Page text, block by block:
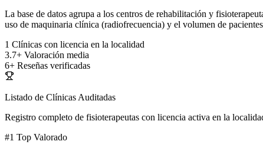
La base de datos agrupa a los centros de rehabilitación y
uso de maquinaria clínica (radiofrecuencia) y el volumen de
1 Clínicas con licencia en la localidad
3.7+ Valoración media
6+ Reseñas verificadas
Listado de Clínicas Auditadas
Registro completo de fisioterapeutas con licencia activa en la
#1 Top Valorado